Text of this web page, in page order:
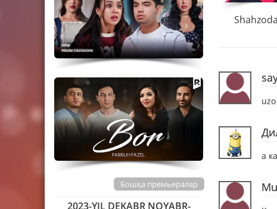
а
Бошқа премьералар
2023-YIL DEKABR NOYABR-